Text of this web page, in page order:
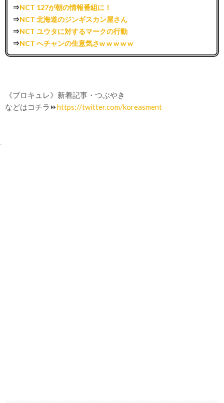
⇒NCT 127が朝の情報番組に！
⇒NCT 北海道のジンギスカン屋さん
⇒NCT ユウタに対するマークの行動
⇒NCT へチャンの生意気さw w w w w
《ブロキュレ》新着記事・つぶやき
などはコチラ⏩https://twitter.com/koreasment